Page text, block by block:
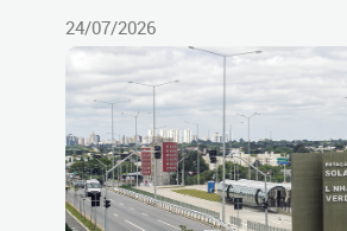
24/07/2026